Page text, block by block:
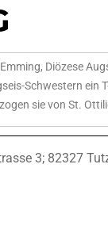
Diözese
Schwestern
sie von St.
3; 82327